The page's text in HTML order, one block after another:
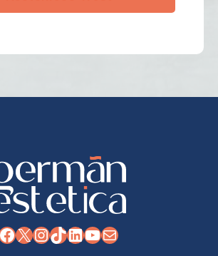
X Instagram
TikTok
LinkedIn
YouTube
E-Mail